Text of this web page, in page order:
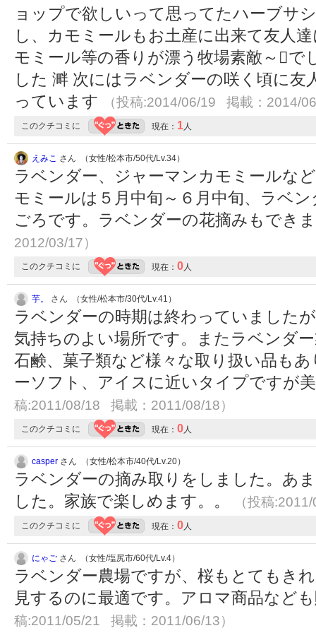
ョップで欲しいって思ってたハーブサ
し、カモミールもお土産に出来て友人
モミール等の香りが漂う牧場素敵～で
した 溿 次にはラベンダーの咲く頃に友
っています
（投稿:2014/06/19 掲載：2014/
このクチコミに 現在： 1人
えみこ さん （女性/松本市/50代/Lv.34）
ラベンダー、ジャーマンカモミールな
モミールは５月中旬～６月中旬、ラベ
ごろです。ラベンダーの花摘みもでき
2012/03/17）
このクチコミに 現在： 0人
芋。 さん （女性/松本市/30代/Lv.41）
ラベンダーの時期は終わっていました
気持ちのよい場所です。またラベンダ
石鹸、菓子類など様々な取り扱い品も
ーソフト、アイスに近いタイプですが
稿:2011/08/18 掲載：2011/08/18）
このクチコミに 現在： 0人
casper さん （女性/松本市/40代/Lv.20）
ラベンダーの摘み取りをしました。あ
した。家族で楽しめます。。
（投稿
このクチコミに 現在： 0人
にゃご さん （女性/塩尻市/60代/Lv.4）
ラベンダー農場ですが、桜もとてもき
見するのに最適です。アロマ商品など
稿:2011/05/21 掲載：2011/06/13）